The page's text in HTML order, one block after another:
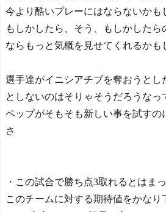
今より酷いプレーにはならないかも
もしかしたら、そう、もしかしたら
ならもっと気概を見せてくれるかも
選手達がイニシアチブを奪おうとし
としないのはそりゃそうだろうなっ
ペップがそもそも新しい事を試すの
さ
・この試合で勝ち点3取れるとはま
このチームに対する期待値をかなり